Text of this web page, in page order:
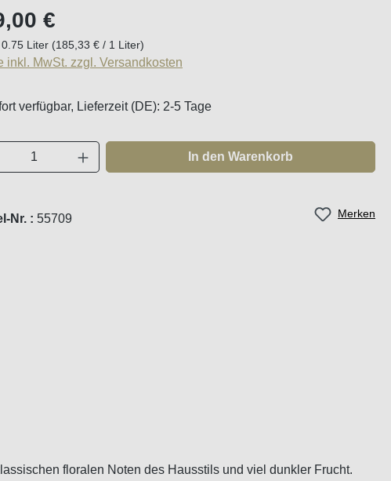
Preis:
€
0.75 Liter (185,33 € / 1 Liter)
inkl. MwSt. zzgl. Versandkosten
verfügbar, Lieferzeit (DE): 2-5 Tage
Anzahl: Gib den gewünschten Wert ein
In den Warenkorb
Merken
Nr. : 55709
floralen Noten des Hausstils und viel dunkler Frucht.